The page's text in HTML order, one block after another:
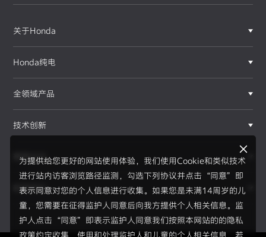
为提供给您更好的网站使用体验，我们使用Cookie和类似技术
进行站内访客浏览路径监测，勾选下列协议并点击“同意”即
表示同意对您的个人信息进行收集。如果您是未满14周岁的儿
童，您需要在征得监护人同意后向我方提供个人相关信息。监
护人点击“同意”即表示监护人同意我们按照本网站的的隐私
政策约定收集、使用和处理监护人和儿童的个人相关信息。若
关于Honda
Honda纯电
全领域产品
技术创新
赛事运动
新闻资讯
F1®赛事